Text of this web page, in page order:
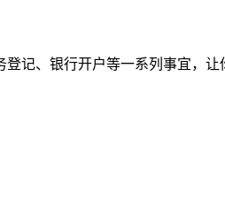
记、银行开户等一系列事宜，让